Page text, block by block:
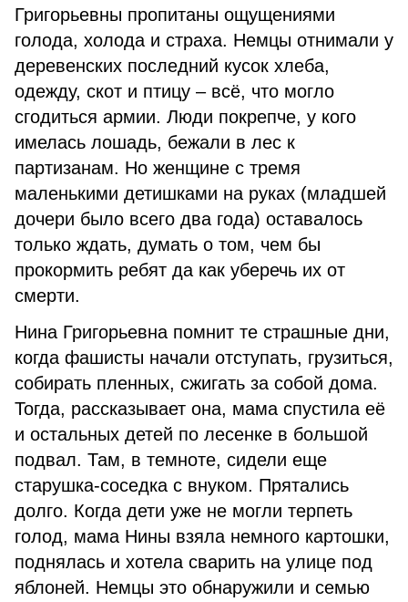
Григорьевны пропитаны ощущениями
голода, холода и страха. Немцы отнимали у
деревенских последний кусок хлеба,
одежду, скот и птицу – всё, что могло
сгодиться армии. Люди покрепче, у кого
имелась лошадь, бежали в лес к
партизанам. Но женщине с тремя
маленькими детишками на руках (младшей
дочери было всего два года) оставалось
только ждать, думать о том, чем бы
прокормить ребят да как уберечь их от
смерти.
Нина Григорьевна помнит те страшные дни,
когда фашисты начали отступать, грузиться,
собирать пленных, сжигать за собой дома.
Тогда, рассказывает она, мама спустила её
и остальных детей по лесенке в большой
подвал. Там, в темноте, сидели еще
старушка-соседка с внуком. Прятались
долго. Когда дети уже не могли терпеть
голод, мама Нины взяла немного картошки,
поднялась и хотела сварить на улице под
яблоней. Немцы это обнаружили и семью